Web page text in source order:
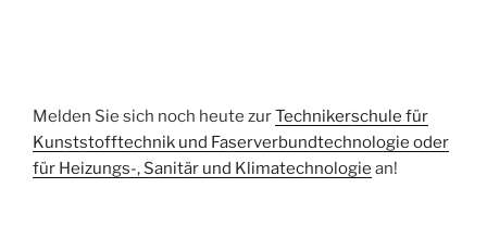
Melden Sie sich noch heute zurTechnikerschule für
Kunststofftechnik und Faserverbundtechnologie oder
für Heizungs-, Sanitär und Klimatechnologie an!